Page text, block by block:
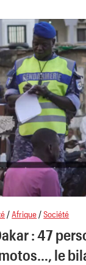
/Afrique /Société
: 47
le